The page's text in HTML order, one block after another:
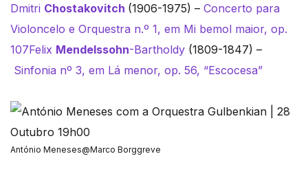
Dmitri Chostakovitch (1906-1975) – Concerto para
Violoncelo e Orquestra n.º 1, em Mi bemol maior, op.
107Felix Mendelssohn-Bartholdy (1809-1847) –
Sinfonia nº 3, em Lá menor, op. 56, “Escocesa”
António Meneses@Marco Borggreve